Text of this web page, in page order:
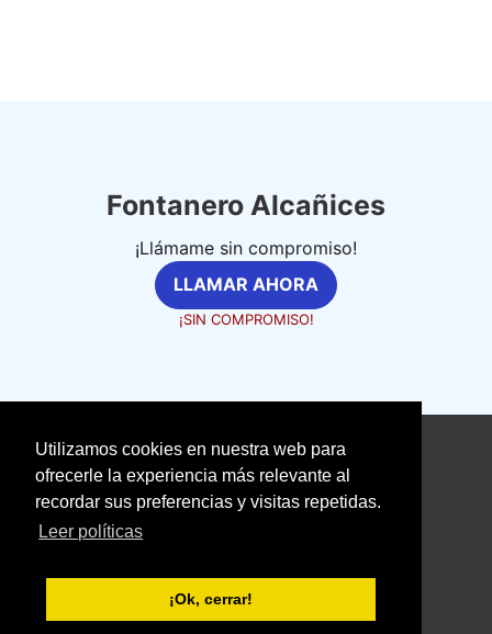
Utilizamos cookies en nuestra web para
ofrecerle la experiencia más relevante al
recordar sus preferencias y visitas repetidas.
Leer políticas
¡Ok, cerrar!
Fontanero Alcañices
¡Llámame sin compromiso!
LLAMAR AHORA
¡SIN COMPROMISO!
fontanerosexpertos.com
Aviso Legal
With love ❤️ seoclic.com